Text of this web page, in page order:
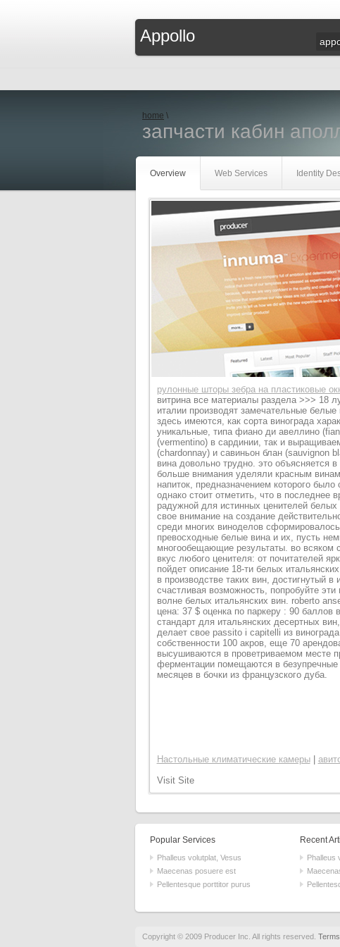
Appollo
home \
запчасти кабин
Overview Web Services Identity
рулонные шторы зебра на пластиковые
витрина все материалы раздела >>> 18
италии производят замечательные
здесь имеются, как сорта винограда
уникальные, типа фиано ди авеллино
(vermentino) в сардинии, так и
(chardonnay) и савиньон блан
вина довольно трудно. это объясняется
больше внимания уделяли красным
напиток, предназначением которого
однако стоит отметить, что в последнее
радужной для истинных ценителей
свое внимание на создание
среди многих виноделов
превосходные белые вина и их, пусть
многообещающие результаты. во всяком
вкус любого ценителя: от почитателей
пойдет описание 18-ти белых
в производстве таких вин, достигнутый
счастливая возможность, попробуйте
волне белых итальянских вин. roberto
цена: 37 $ оценка по паркеру : 90 баллов
стандарт для итальянских десертных
делает свое passito i capitelli из
собственности 100 акров, еще 70
высушиваются в проветриваемом месте
ферментации помещаются в безупречные
месяцев в бочки из французского дуба.
Настольные климатические камеры|
Visit Site
Popular Services
Phalleus volutplat, Vesus
Maecenas posuere est
Pellentesque porttitor purus
Recent
Phalleus
Copyright © 2009 Producer Inc. All rights reserved.